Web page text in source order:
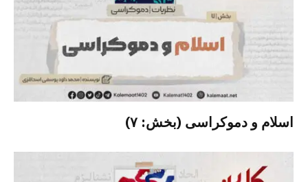
اسلام و دموکراسی (بخش: ۷)